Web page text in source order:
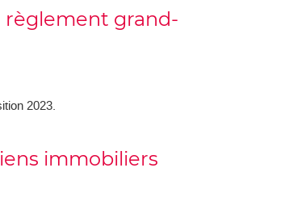
règlement grand-
2023.
immobiliers